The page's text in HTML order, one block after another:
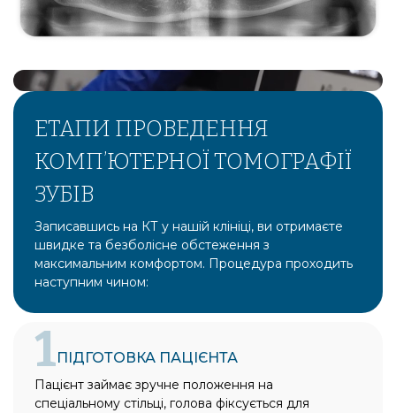
ЕТАПИ ПРОВЕДЕННЯ
КОМП’ЮТЕРНОЇ ТОМОГРАФІЇ
ЗУБІВ
Записавшись на КТ у нашій клініці, ви отримаєте
швидке та безболісне обстеження з
максимальним комфортом. Процедура проходить
наступним чином:
1ПІДГОТОВКА ПАЦІЄНТА
Пацієнт займає зручне положення на
спеціальному стільці, голова фіксується для